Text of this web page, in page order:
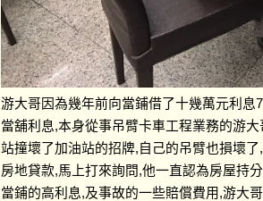
游大哥因為幾年前向當鋪借了十幾萬元利
當舖利息,本身從事吊臂卡車工程業務的游
站撞壞了加油站的招牌,自己的吊臂也損壞
房地貸款,馬上打來詢問,他一直認為房屋持
當鋪的高利息,及事故的一些賠償費用,游大